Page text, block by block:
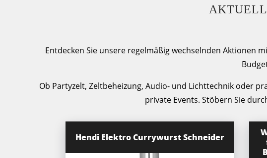
Entdecken Sie unsere regelmäßig wechselnden Aktionen
Ob Partyzelt, Zeltbeheizung, Audio- und Lichttechnik oder
private Events. Stöbern Sie
Hendi Elektro Currywurst Schneider